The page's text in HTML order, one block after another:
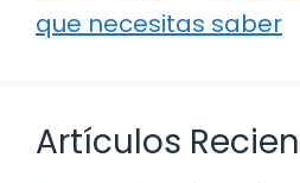
que necesitas saber
Artículos